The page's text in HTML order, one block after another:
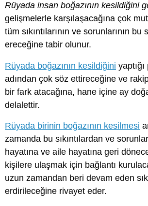
Rüyada insan boğazının kesildiğini
gelişmelerle karşılaşacağına çok
tüm sıkıntılarının ve sorunlarının
ereceğine tabir olunur.
Rüyada boğazının kesildiğini
adından çok söz ettireceğine ve
bir fark atacağına, hane içine ay
delalettir.
Rüyada birinin boğazının kesilmesi
zamanda bu sıkıntılardan ve
hayatına ve aile hayatına geri
kişilere ulaşmak için bağlantı
uzun zamandan beri devam eden
erdirileceğine rivayet eder.